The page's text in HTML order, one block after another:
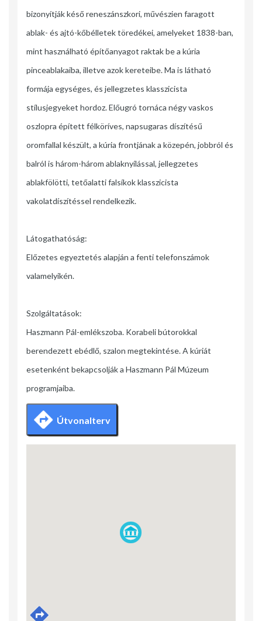
bizonyítják késő reneszánszkori, művészien faragott
ablak- és ajtó-kőbélletek töredékei, amelyeket 1838-ban,
mint használható építőanyagot raktak be a kúria
pinceablakaiba, illetve azok kereteibe. Ma is látható
formája egységes, és jellegzetes klasszicista
stílusjegyeket hordoz. Előugró tornáca négy vaskos
oszlopra épített félköríves, napsugaras díszítésű
oromfallal készült, a kúria frontjának a közepén, jobbról és
balról is három-három ablaknyílással, jellegzetes
ablakfölötti, tetőalatti falsíkok klasszicista
vakolatdíszítéssel rendelkezik.
Látogathatóság:
Előzetes egyeztetés alapján a fenti telefonszámok
valamelyikén.
Szolgáltatások:
Haszmann Pál-emlékszoba. Korabeli bútorokkal
berendezett ebédlő, szalon megtekintése. A kúriát
esetenként bekapcsolják a Haszmann Pál Múzeum
programjaiba.
Útvonalterv